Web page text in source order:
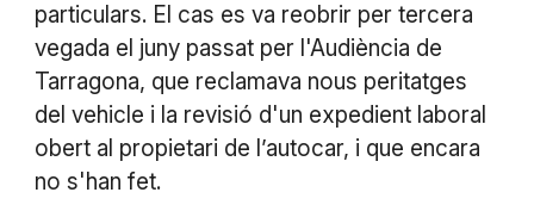
particulars. El cas es va reobrir per tercera
vegada el juny passat per l'Audiència de
Tarragona, que reclamava nous peritatges
del vehicle i la revisió d'un expedient laboral
obert al propietari de l’autocar, i que encara
no s'han fet.